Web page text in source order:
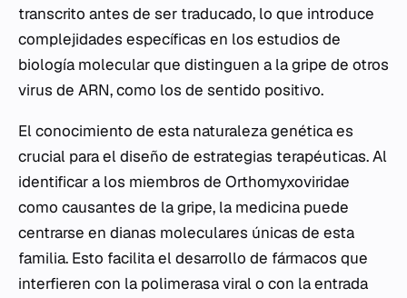
transcrito antes de ser traducado, lo que introduce
complejidades específicas en los estudios de
biología molecular que distinguen a la gripe de otros
virus de ARN, como los de sentido positivo.
El conocimiento de esta naturaleza genética es
crucial para el diseño de estrategias terapéuticas. Al
identificar a los miembros de Orthomyxoviridae
como causantes de la gripe, la medicina puede
centrarse en dianas moleculares únicas de esta
familia. Esto facilita el desarrollo de fármacos que
interfieren con la polimerasa viral o con la entrada